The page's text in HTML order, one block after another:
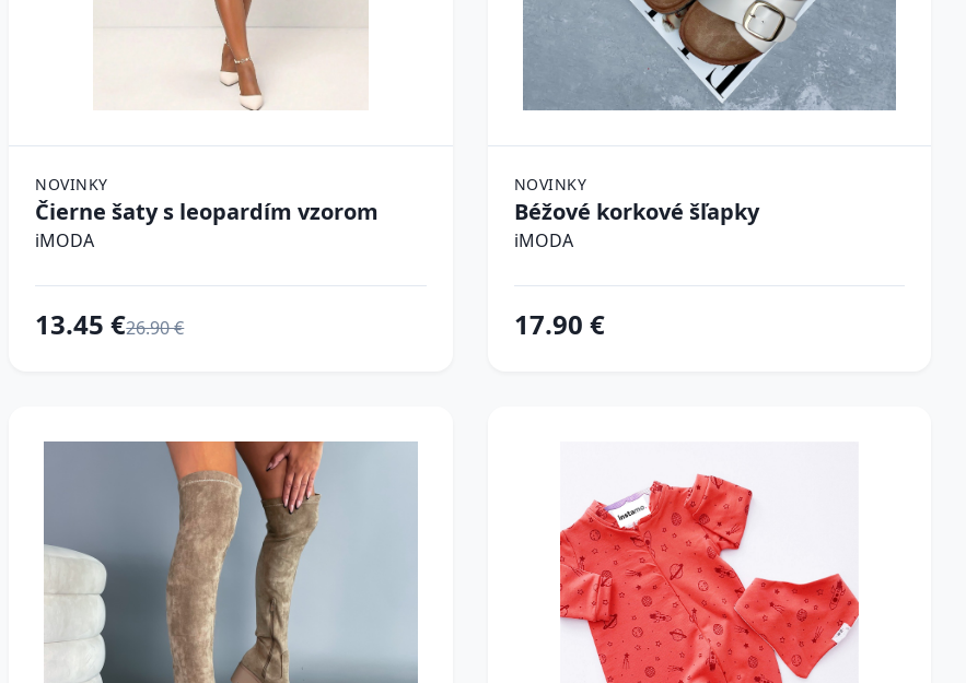
NOVINKY
Čierne šaty s leopardím vzorom
iMODA
13.45 €26.90 €
NOVINKY
Béžové korkové šľapky
iMODA
17.90 €